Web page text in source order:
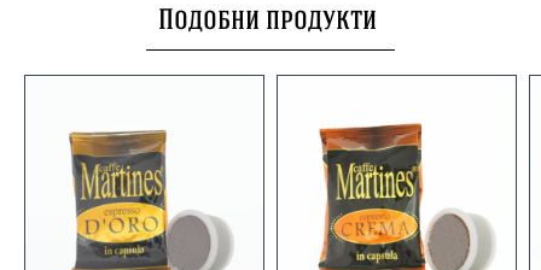
Подобни продукти